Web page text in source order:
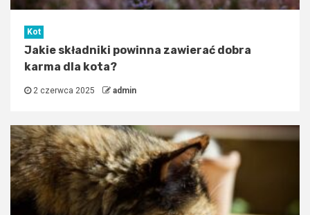
Kot
Jakie składniki powinna zawierać dobra
karma dla kota?
2 czerwca 2025 admin